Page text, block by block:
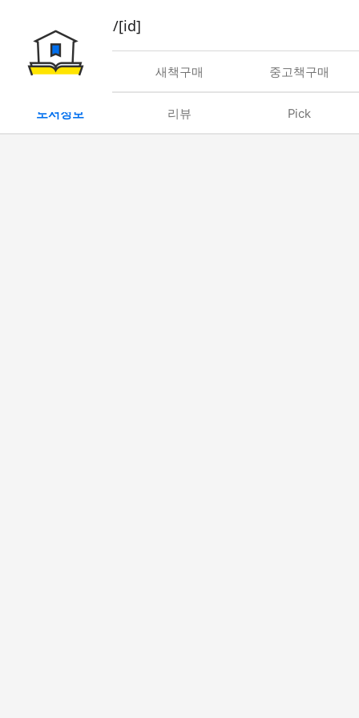
book/rent/[id]
대여 새책구매 중고책구매
도서정보 리뷰 Pick